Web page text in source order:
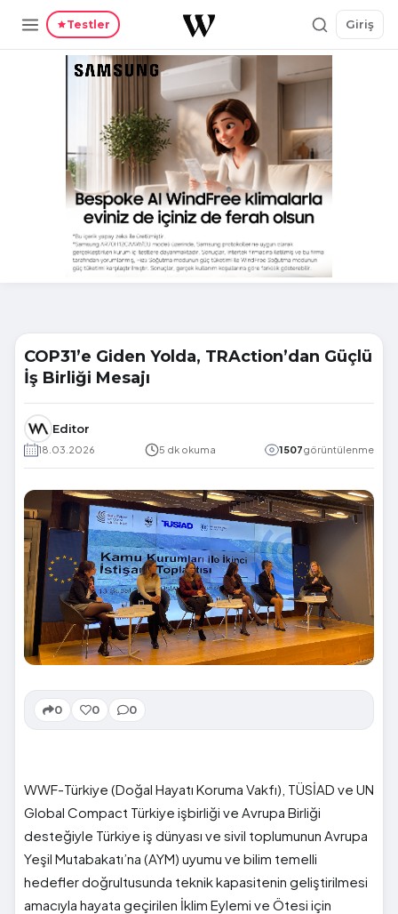
Testler Giriş
COP31’e Giden Yolda, TRAction’dan Güçlü
İş Birliği Mesajı
Editor
18.03.2026 5 dk okuma 1507görüntülenme
0 0 0
WWF-Türkiye (Doğal Hayatı Koruma Vakfı), TÜSİAD ve UN
Global Compact Türkiye işbirliği ve Avrupa Birliği
desteğiyle Türkiye iş dünyası ve sivil toplumunun Avrupa
Yeşil Mutabakatı’na (AYM) uyumu ve bilim temelli
hedefler doğrultusunda teknik kapasitenin geliştirilmesi
amacıyla hayata geçirilen İklim Eylemi ve Ötesi için